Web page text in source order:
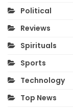
Political
Reviews
Spirituals
Sports
Technology
Top News